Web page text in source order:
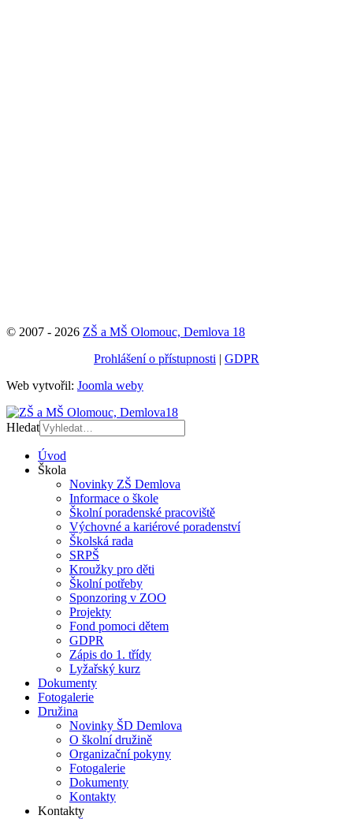
© 2007 - 2026 ZŠ a MŠ Olomouc, Demlova 18
Prohlášení o přístupnosti | GDPR
Web vytvořil: Joomla weby
Hledat
Úvod
Škola
Novinky ZŠ Demlova
Informace o škole
Školní poradenské pracoviště
Výchovné a kariérové poradenství
Školská rada
SRPŠ
Kroužky pro děti
Školní potřeby
Sponzoring v ZOO
Projekty
Fond pomoci dětem
GDPR
Zápis do 1. třídy
Lyžařský kurz
Dokumenty
Fotogalerie
Družina
Novinky ŠD Demlova
O školní družině
Organizační pokyny
Fotogalerie
Dokumenty
Kontakty
Kontakty